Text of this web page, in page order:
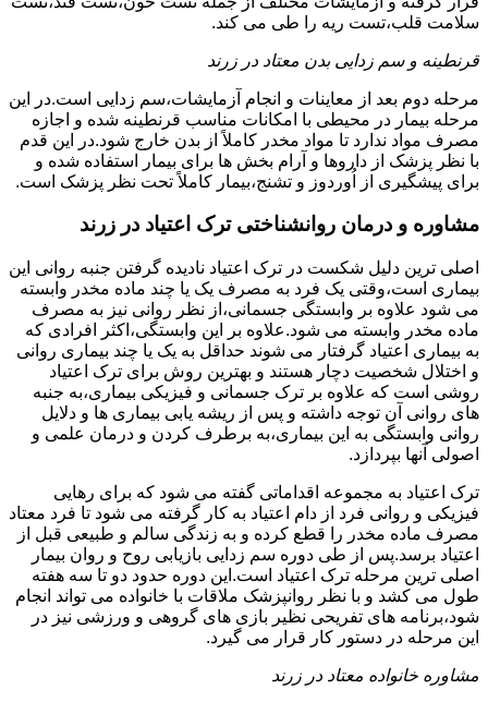
سلامت قلب،تست ریه را طی می کند.
قرنطینه و سم زدایی بدن معتاد در زرند
مرحله دوم بعد از معاینات و انجام آزمایشات،سم زدایی است.در این
مرحله بیمار در محیطی با امکانات مناسب قرنطینه شده و اجازه
مصرف مواد ندارد تا مواد مخدر کاملاً از بدن خارج شود.در این قدم
با نظر پزشک از داروها و آرام بخش ها برای بیمار استفاده شده و
برای پیشگیری از اُوردوز و تشنج،بیمار کاملاً تحت نظر پزشک است.
مشاوره و درمان روانشناختی ترک اعتیاد در زرند
اصلی ترین دلیل شکست در ترک اعتیاد نادیده گرفتن جنبه روانی این
بیماری است،وقتی یک فرد به مصرف یک یا چند ماده مخدر وابسته
می شود علاوه بر وابستگی جسمانی،از نظر روانی نیز به مصرف
ماده مخدر وابسته می شود.علاوه بر این وابستگی،اکثر افرادی که
به بیماری اعتیاد گرفتار می شوند حداقل به یک یا چند بیماری روانی
و اختلال شخصیت دچار هستند و بهترین روش برای ترک اعتیاد
روشی است که علاوه بر ترک جسمانی و فیزیکی بیماری،به جنبه
های روانی آن توجه داشته و پس از ریشه یابی بیماری ها و دلایل
روانی وابستگی به این بیماری،به برطرف کردن و درمان علمی و
اصولی آنها بپردازد.
ترک اعتیاد به مجموعه اقداماتی گفته می شود که برای رهایی
فیزیکی و روانی فرد از دام اعتیاد به کار گرفته می شود تا فرد معتاد
مصرف ماده مخدر را قطع کرده و به زندگی سالم و طبیعی قبل از
اعتیاد برسد.پس از طی دوره سم زدایی بازیابی روح و روان بیمار
اصلی ترین مرحله ترک اعتیاد است.این دوره حدود دو تا سه هفته
طول می کشد و با نظر روانپزشک ملاقات با خانواده می تواند انجام
شود،برنامه های تفریحی نظیر بازی های گروهی و ورزشی نیز در
این مرحله در دستور کار قرار می گیرد.
مشاوره خانواده معتاد در زرند